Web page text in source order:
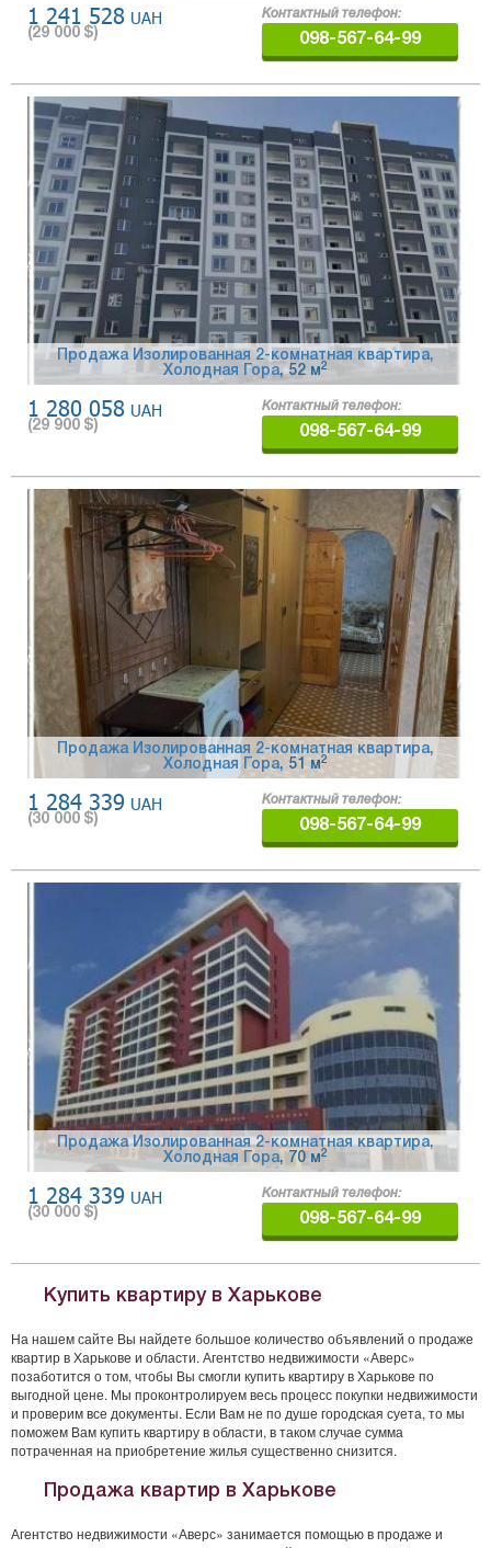
1 241 528 UAH
(29 000 $)
Контактный телефон:
098-567-64-99
Продажа Изолированная 2-комнатная квартира,
Холодная Гора, 52 м 2
1 280 058 UAH
(29 900 $)
Контактный телефон:
098-567-64-99
Продажа Изолированная 2-комнатная квартира,
Холодная Гора, 51 м 2
1 284 339 UAH
(30 000 $)
Контактный телефон:
098-567-64-99
Продажа Изолированная 2-комнатная квартира,
Холодная Гора, 70 м2
1 284 339 UAH
(30 000 $)
Контактный телефон:
098-567-64-99
Купить квартиру в Харькове
На нашем сайте Вы найдете большое количество объявлений о продаже
квартир в Харькове и области. Агентство недвижимости «Аверс»
позаботится о том, чтобы Вы смогли купить квартиру в Харькове по
выгодной цене. Мы проконтролируем весь процесс покупки недвижимости
и проверим все документы. Если Вам не по душе городская суета, то мы
поможем Вам купить квартиру в области, в таком случае сумма
потраченная на приобретение жилья существенно снизится.
Продажа квартир в Харькове
Агентство недвижимости «Аверс» занимается помощью в продаже и